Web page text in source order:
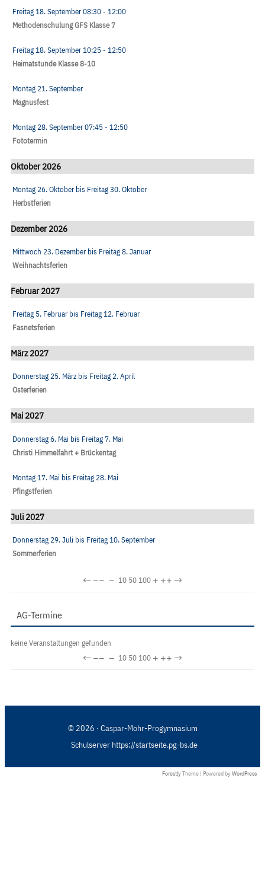
Freitag 18. September08:30- 12:00
Methodenschulung GFS Klasse 7
Freitag 18. September10:25- 12:50
Heimatstunde Klasse 8-10
Montag 21. September
Magnusfest
Montag 28. September07:45- 12:50
Fototermin
Oktober 2026
Montag 26. Oktoberbis Freitag 30. Oktober
Herbstferien
Dezember 2026
Mittwoch 23. Dezemberbis Freitag 8. Januar
Weihnachtsferien
Februar 2027
Freitag 5. Februarbis Freitag 12. Februar
Fasnetsferien
März 2027
Donnerstag 25. März bis Freitag 2. April
Osterferien
Mai 2027
Donnerstag 6. Mai bis Freitag 7. Mai
Christi Himmelfahrt + Brückentag
Montag 17. Mai bis Freitag 28. Mai
Pfingstferien
Juli 2027
Donnerstag 29. Juli bis Freitag 10. September
Sommerferien
←−− − 10 50100 + ++→
AG-Termine
keine Veranstaltungen gefunden
←−− − 10 50100 + ++→
© 2026 · Caspar-Mohr-Progymnasium
Schulserver https://startseite.pg-bs.de
Forestly Theme | Powered by WordPress